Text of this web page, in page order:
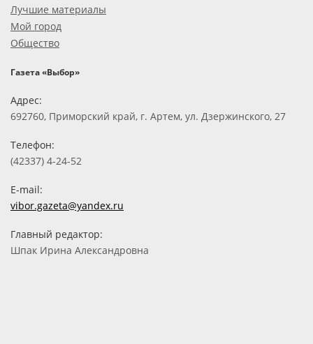
Лучшие материалы
Мой город
Общество
Газета «Выбор»
Адрес:
692760, Приморский край, г. Артем, ул. Дзержинского, 27
Телефон:
(42337) 4-24-52
E-mail:
vibor.gazeta@yandex.ru
Главный редактор:
Шпак Ирина Александровна